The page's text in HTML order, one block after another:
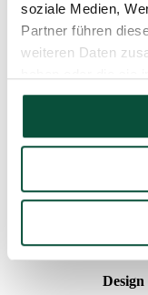
soziale Medien,
Partner führen
weiteren Daten
gesammelt haben.
Höhe (mit
Breite
Anzahl der
Design